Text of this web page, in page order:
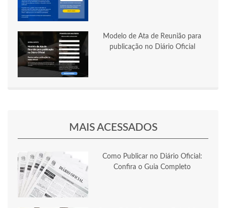
Modelo de Ata de Reunião para
publicação no Diário Oficial
MAIS ACESSADOS
Como Publicar no Diário Oficial:
Confira o Guia Completo